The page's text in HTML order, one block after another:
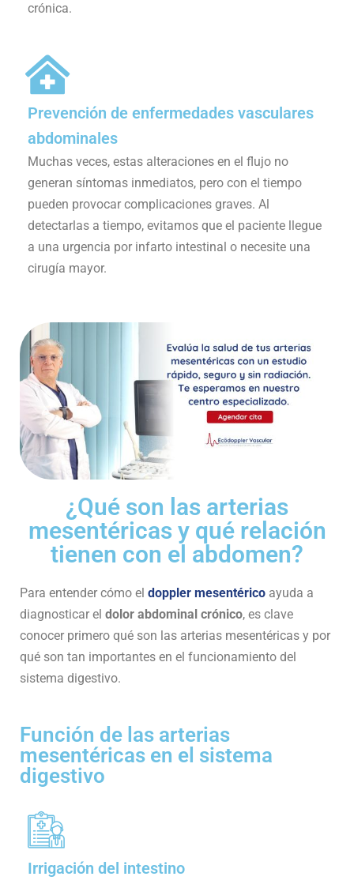
crónica.
Prevención de enfermedades vasculares
abdominales
Muchas veces, estas alteraciones en el flujo no
generan síntomas inmediatos, pero con el tiempo
pueden provocar complicaciones graves. Al
detectarlas a tiempo, evitamos que el paciente llegue
a una urgencia por infarto intestinal o necesite una
cirugía mayor.
¿Qué son las arterias
mesentéricas y qué relación
tienen con el abdomen?
Para entender cómo el doppler mesentérico ayuda a
diagnosticar el dolor abdominal crónico, es clave
conocer primero qué son las arterias mesentéricas y por
qué son tan importantes en el funcionamiento del
sistema digestivo.
Función de las arterias
mesentéricas en el sistema
digestivo
Irrigación del intestino